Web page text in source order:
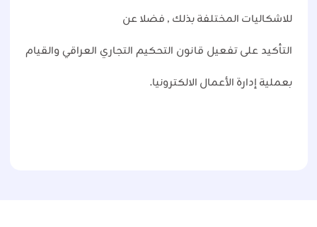
للاشكاليات المختلفة بذلك ٫ فضلا عن
التأكيد على تفعيل قانون التحكيم التجاري العراقي والقيام
بعملية إدارة الأعمال الالكترونيا.